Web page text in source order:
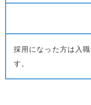
採用になった方は入
す。